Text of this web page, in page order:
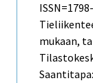
mukaan,
Saantitapa: